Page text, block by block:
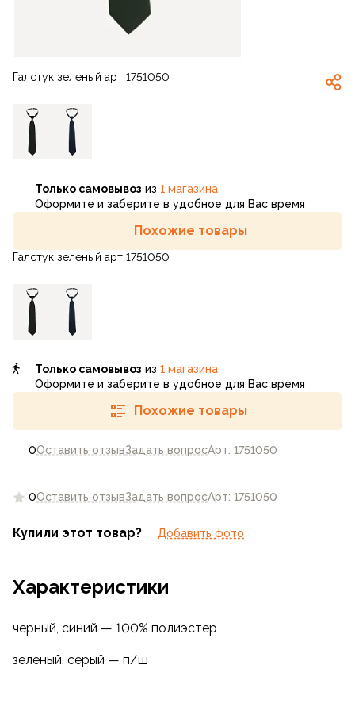
Галстук зеленый арт 1751050
0Оставить отзывЗадать вопросАрт: 1751050
Только самовывоз из 1 магазина
Оформите и заберите в удобное для Вас время
Похожие товары
Галстук зеленый арт 1751050
0Оставить отзывЗадать вопросАрт: 1751050
Только самовывоз из 1 магазина
Оформите и заберите в удобное для Вас время
Похожие товары
Купили этот товар? Добавить фото
Характеристики
черный, синий — 100% полиэстер
зеленый, серый — п/ш